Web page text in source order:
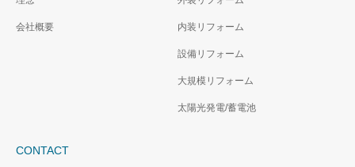
会社概要 内装リフォーム
設備リフォーム
大規模リフォーム
太陽光発電/蓄電池
CONTACT